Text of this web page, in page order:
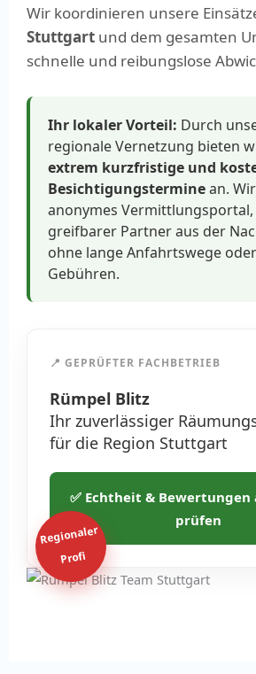
Wir koordinieren unsere
Stuttgart und dem gesamten
schnelle und reibungslose
Ihr lokaler Vorteil: Durch
regionale Vernetzung bieten
extrem kurzfristige und
Besichtigungsterminean.
anonymes
greifbarer Partner aus der
ohne lange Anfahrtswege
Gebühren.
📍 GEPRÜFTER FACHBETRIEB
Rümpel Blitz
Ihr zuverlässiger
für die Region Stuttgart
✅ Echtheit & Bewertungen
prüfen
Regionaler
Profi